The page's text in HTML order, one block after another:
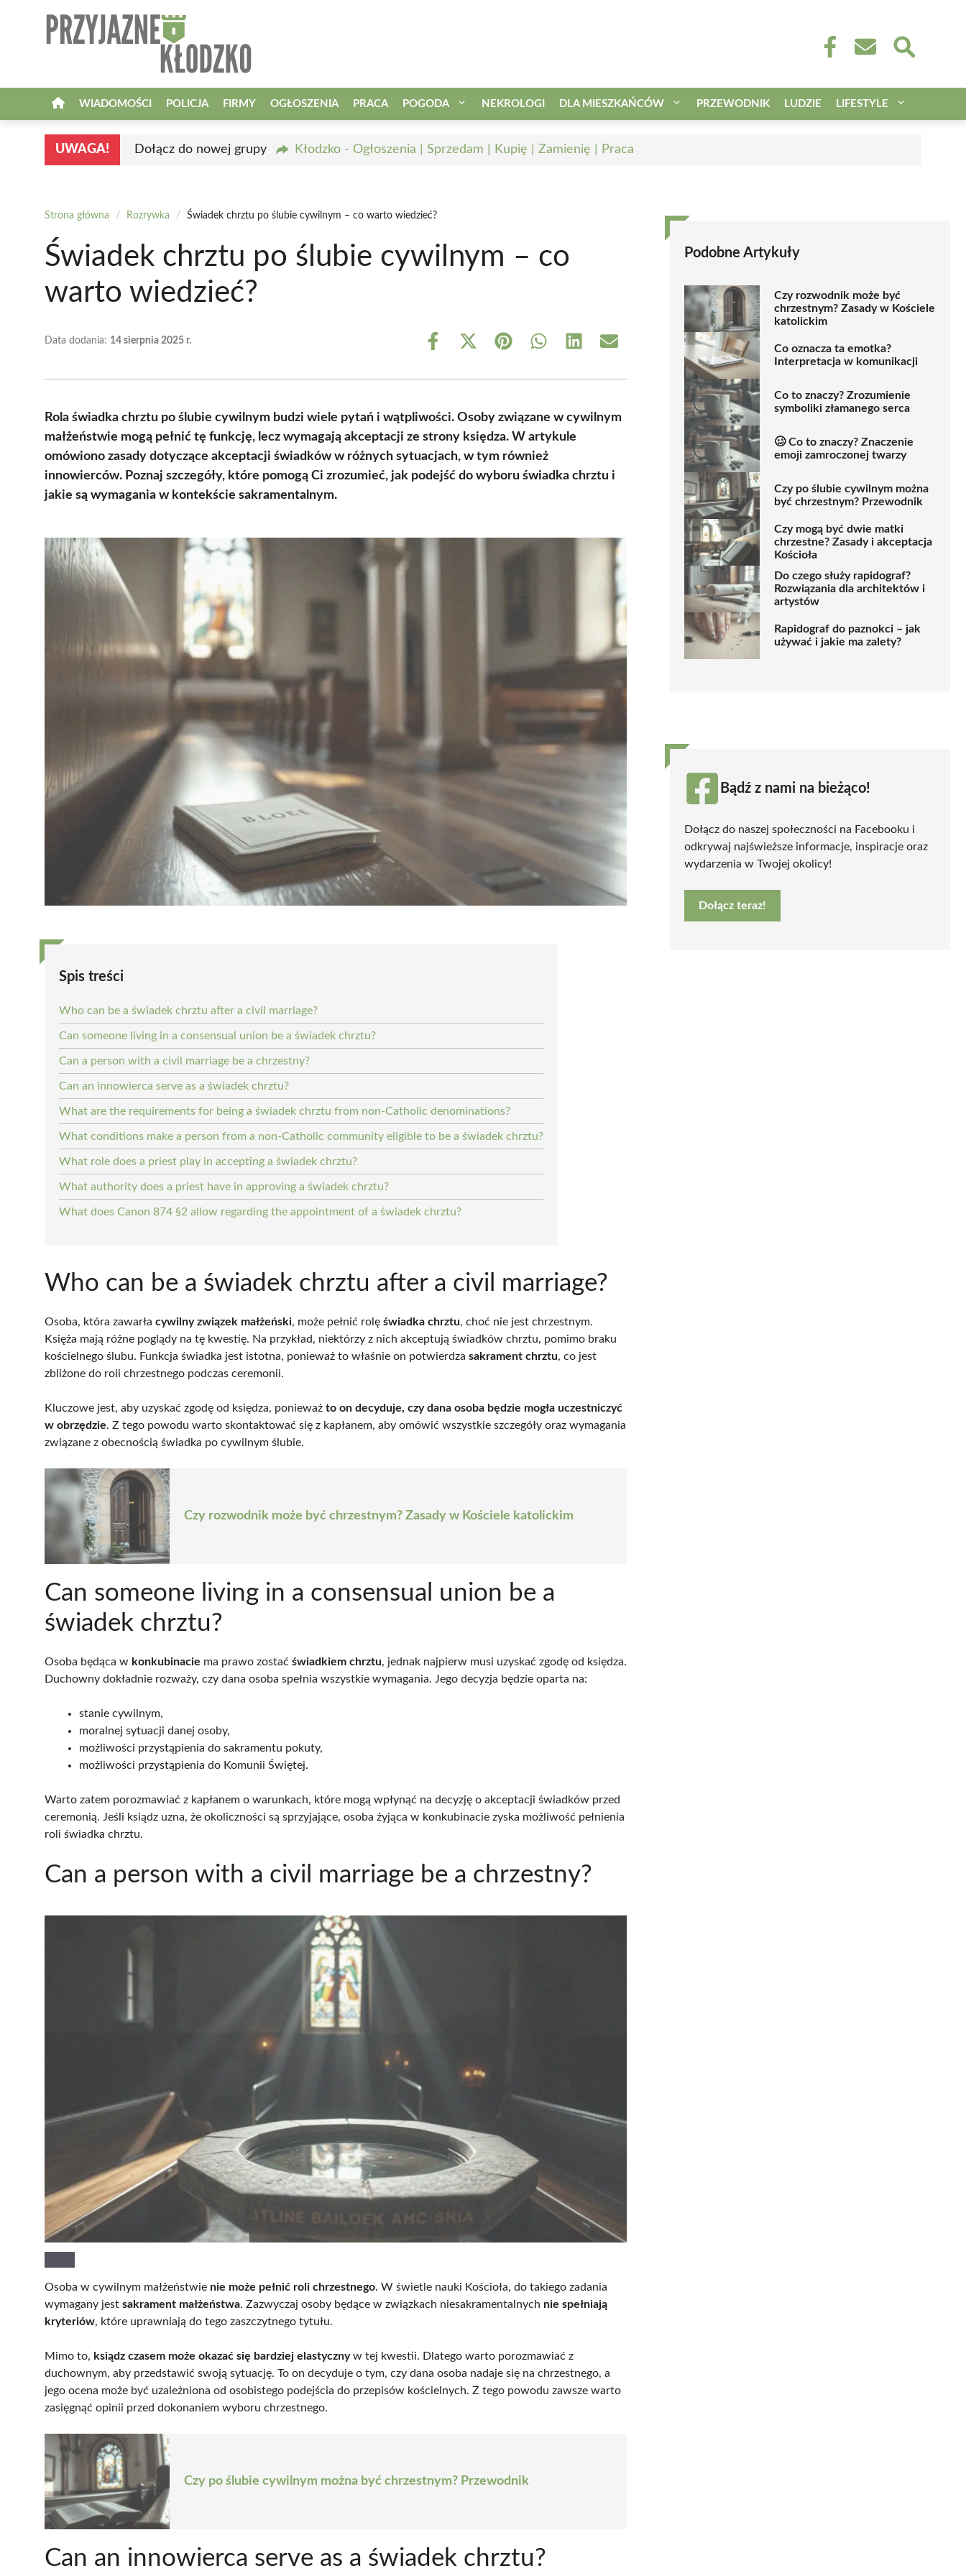
WIADOMOŚCI POLICJA FIRMY OGŁOSZENIA PRACA POGODA NEKROLOGI DLA MIESZKAŃCÓW PRZEWODNIK LUDZIE LIFESTYLE
UWAGA! Dołącz do nowej grupy Kłodzko - Ogłoszenia | Sprzedam | Kupię | Zamienię | Praca
Strona główna / Rozrywka / Świadek chrztu po ślubie cywilnym – co warto wiedzieć?
Świadek chrztu po ślubie cywilnym – co
warto wiedzieć?
Data dodania: 14 sierpnia 2025 r.
Share
Share
(Twitter)
Share Share Share Share
Rola świadka chrztu po ślubie cywilnym budzi wiele pytań i wątpliwości. Osoby związane w cywilnym
małżeństwie mogą pełnić tę funkcję, lecz wymagają akceptacji ze strony księdza. W artykule
omówiono zasady dotyczące akceptacji świadków w różnych sytuacjach, w tym również
innowierców. Poznaj szczegóły, które pomogą Ci zrozumieć, jak podejść do wyboru świadka chrztu i
jakie są wymagania w kontekście sakramentalnym.
Spis treści
Who can be a świadek chrztu after a civil marriage?
Can someone living in a consensual union be a świadek chrztu?
Can a person with a civil marriage be a chrzestny?
Can an innowierca serve as a świadek chrztu?
What are the requirements for being a świadek chrztu from non-Catholic denominations?
What conditions make a person from a non-Catholic community eligible to be a świadek chrztu?
What role does a priest play in accepting a świadek chrztu?
What authority does a priest have in approving a świadek chrztu?
What does Canon 874 §2 allow regarding the appointment of a świadek chrztu?
Who can be a świadek chrztu after a civil marriage?
Osoba, która zawarła cywilny związek małżeński, może pełnić rolę świadka chrztu, choć nie jest chrzestnym.
Księża mają różne poglądy na tę kwestię. Na przykład, niektórzy z nich akceptują świadków chrztu, pomimo braku
kościelnego ślubu. Funkcja świadka jest istotna, ponieważ to właśnie on potwierdza sakrament chrztu, co jest
zbliżone do roli chrzestnego podczas ceremonii.
Kluczowe jest, aby uzyskać zgodę od księdza, ponieważ to on decyduje, czy dana osoba będzie mogła uczestniczyć
w obrzędzie. Z tego powodu warto skontaktować się z kapłanem, aby omówić wszystkie szczegóły oraz wymagania
związane z obecnością świadka po cywilnym ślubie.
Czy rozwodnik może być chrzestnym? Zasady w Kościele katolickim
Can someone living in a consensual union be a
świadek chrztu?
Osoba będąca w konkubinacie ma prawo zostać świadkiem chrztu, jednak najpierw musi uzyskać zgodę od księdza.
Duchowny dokładnie rozważy, czy dana osoba spełnia wszystkie wymagania. Jego decyzja będzie oparta na:
stanie cywilnym,
moralnej sytuacji danej osoby,
możliwości przystąpienia do sakramentu pokuty,
możliwości przystąpienia do Komunii Świętej.
Warto zatem porozmawiać z kapłanem o warunkach, które mogą wpłynąć na decyzję o akceptacji świadków przed
ceremonią. Jeśli ksiądz uzna, że okoliczności są sprzyjające, osoba żyjąca w konkubinacie zyska możliwość pełnienia
roli świadka chrztu.
Can a person with a civil marriage be a chrzestny?
Osoba w cywilnym małżeństwie nie może pełnić roli chrzestnego. W świetle nauki Kościoła, do takiego zadania
wymagany jest sakrament małżeństwa. Zazwyczaj osoby będące w związkach niesakramentalnych nie spełniają
kryteriów, które uprawniają do tego zaszczytnego tytułu.
Mimo to, ksiądz czasem może okazać się bardziej elastycznyw tej kwestii. Dlatego warto porozmawiać z
duchownym, aby przedstawić swoją sytuację. To on decyduje o tym, czy dana osoba nadaje się na chrzestnego, a
jego ocena może być uzależniona od osobistego podejścia do przepisów kościelnych. Z tego powodu zawsze warto
zasięgnąć opinii przed dokonaniem wyboru chrzestnego.
Czy po ślubie cywilnym można być chrzestnym? Przewodnik
Can an innowierca serve as a świadek chrztu?
Podobne Artykuły
Czy rozwodnik może być
chrzestnym? Zasady w Kościele
katolickim
Co oznacza ta emotka?
Interpretacja w komunikacji
Co to znaczy? Zrozumienie
symboliki złamanego serca
🥴 Co to znaczy? Znaczenie
emoji zamroczonej twarzy
Czy po ślubie cywilnym można
być chrzestnym? Przewodnik
Czy mogą być dwie matki
chrzestne? Zasady i akceptacja
Kościoła
Do czego służy rapidograf?
Rozwiązania dla architektów i
artystów
Rapidograf do paznokci – jak
używać i jakie ma zalety?
Bądź z nami na bieżąco!
Dołącz do naszej społeczności na Facebooku i
odkrywaj najświeższe informacje, inspiracje oraz
wydarzenia w Twojej okolicy!
Dołącz teraz!